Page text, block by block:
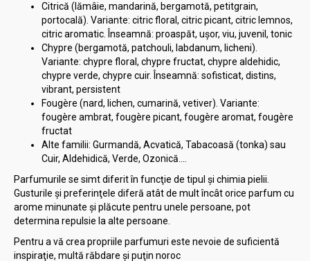
Citrică (lămâie, mandarină, bergamotă, petitgrain,
portocală). Variante: citric floral, citric picant, citric lemnos,
citric aromatic. Înseamnă: proaspăt, uşor, viu, juvenil, tonic
Chypre (bergamotă, patchouli, labdanum, licheni).
Variante: chypre floral, chypre fructat, chypre aldehidic,
chypre verde, chypre cuir. Înseamnă: sofisticat, distins,
vibrant, persistent
Fougère (nard, lichen, cumarină, vetiver). Variante:
fougère ambrat, fougère picant, fougère aromat, fougère
fructat
Alte familii: Gurmandă, Acvatică, Tabacoasă (tonka) sau
Cuir, Aldehidică, Verde, Ozonică....
Parfumurile se simt diferit în funcţie de tipul şi chimia pielii.
Gusturile şi preferinţele diferă atât de mult încât orice parfum cu
arome minunate şi plăcute pentru unele persoane, pot
determina repulsie la alte persoane.
Pentru a vă crea propriile parfumuri este nevoie de suficientă
inspiraţie, multă răbdare și puţin noroc